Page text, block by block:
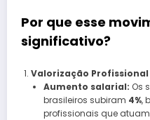
Por que esse
significativo?
Valorização Profissional
Aumento salarial: Os
brasileiros subiram 4%,
profissionais que